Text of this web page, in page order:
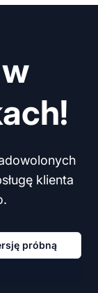
klienta
próbną